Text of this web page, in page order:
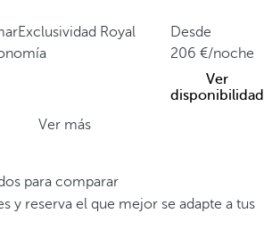
Exclusividad Royal
Desde
206
/noche
Ver
disponibilidad
Ver más
para comparar
y reserva el que mejor se adapte a tus